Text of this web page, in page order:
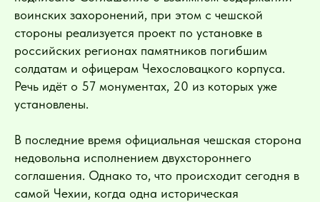
воинских захоронений, при этом с чешской
стороны реализуется проект по установке в
российских регионах памятников погибшим
солдатам и офицерам Чехословацкого корпуса.
Речь идёт о 57 монументах, 20 из которых уже
установлены.
В последние время официальная чешская сторона
недовольна исполнением двухстороннего
соглашения. Однако то, что происходит сегодня в
самой Чехии, когда одна историческая